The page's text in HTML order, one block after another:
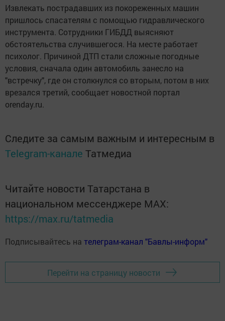
Извлекать пострадавших из покореженных машин
пришлось спасателям с помощью гидравлического
инструмента. Сотрудники ГИБДД выясняют
обстоятельства случившегося. На месте работает
психолог. Причиной ДТП стали сложные погодные
условия, сначала один автомобиль занесло на
"встречку", где он столкнулся со вторым, потом в них
врезался третий, сообщает новостной портал
orenday.ru.
Следите за самым важным и интересным в
Telegram-канале Татмедиа
Читайте новости Татарстана в
национальном мессенджере MАХ:
https://max.ru/tatmedia
Подписывайтесь на телеграм-канал "Бавлы-информ"
Перейти на страницу новости